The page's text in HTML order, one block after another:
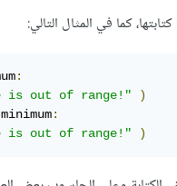
كما في المثال التالي:
:
is out of range!"
)
minimum:
is out of range!" )